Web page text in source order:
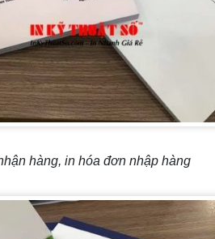
hàng, in hóa đơn nhập hàng